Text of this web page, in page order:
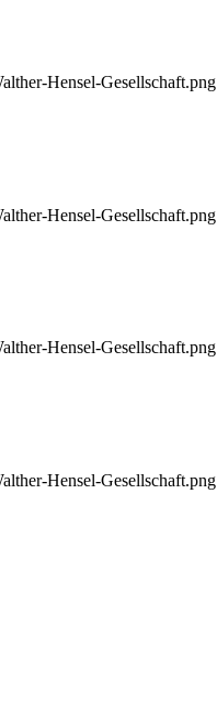
Hensel-Gesellschaft.png
Hensel-Gesellschaft.png
Hensel-Gesellschaft.png
Hensel-Gesellschaft.png